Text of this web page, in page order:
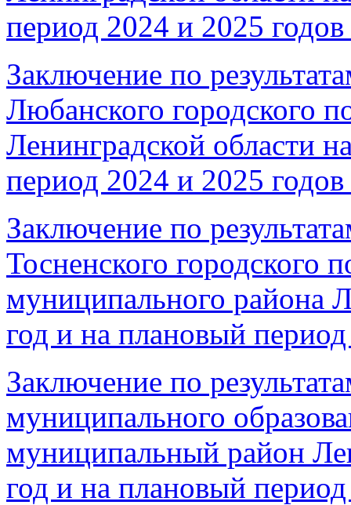
период 2024 и 2025
Заключение по
Любанского городского
Ленинградской области
период 2024 и 2025
Заключение по
Тосненского городского
муниципального района
год и на плановый
Заключение по
муниципального
муниципальный район
год и на плановый